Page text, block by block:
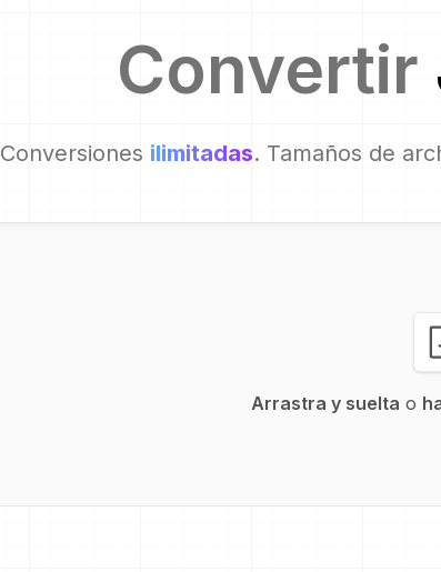
Convertir
Conversiones ilimitadas. Tamaños de
Arrastra y suelta o